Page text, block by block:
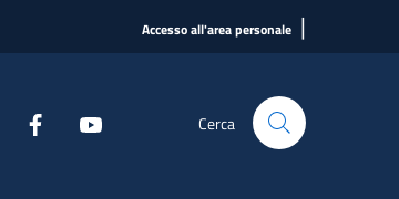
Accesso all'area personale |
Cerca